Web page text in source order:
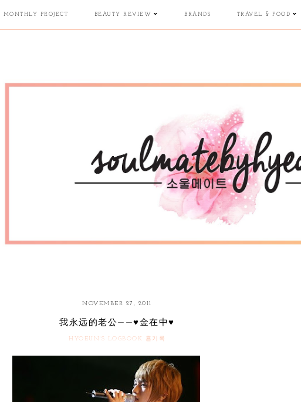
MONTHLY PROJECT BEAUTY REVIEW BRANDS TRAVEL & FOOD
NOVEMBER 27, 2011
我永远的老公——♥金在中♥
HYOEUN'S LOGBOOK 횬기록